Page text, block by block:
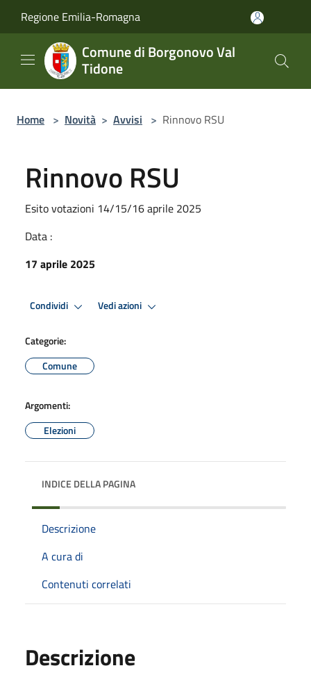
Regione Emilia-Romagna
Comune di Borgonovo Val
Tidone
Home > Novità > Avvisi > Rinnovo RSU
Rinnovo RSU
Esito votazioni 14/15/16 aprile 2025
Data :
17 aprile 2025
Condividi Vedi azioni
Categorie:
Comune
Argomenti:
Elezioni
INDICE DELLA PAGINA
Descrizione
A cura di
Contenuti correlati
Descrizione